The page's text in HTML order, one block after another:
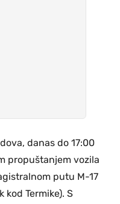
danas do 17:00
propuštanjem vozila
putu M-17
kod Termike). S